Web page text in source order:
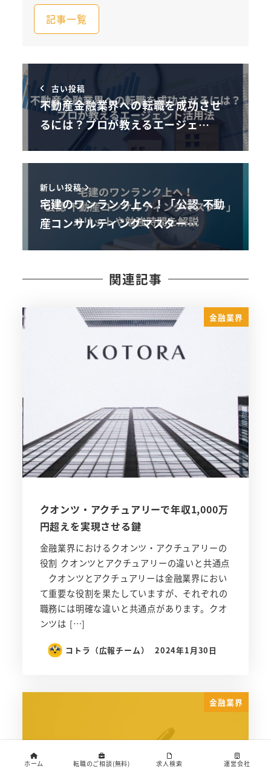
記事一覧
古い投稿
不動産金融業界への転職を成功させ
るには？プロが教えるエージェ…
新しい投稿
宅建のワンランク上へ！「公認 不動
産コンサルティングマスター…
関連記事
金融業界
クオンツ・アクチュアリーで年収1,000万
円超えを実現させる鍵
金融業界におけるクオンツ・アクチュアリーの
役割 クオンツとアクチュアリーの違いと共通点
クオンツとアクチュアリーは金融業界におい
て重要な役割を果たしていますが、それぞれの
職務には明確な違いと共通点があります。クオ
ンツは […]
コトラ（広報チーム） 2024年1月30日
金融業界
ホーム 転職のご相談(無料) 求人検索 運営会社